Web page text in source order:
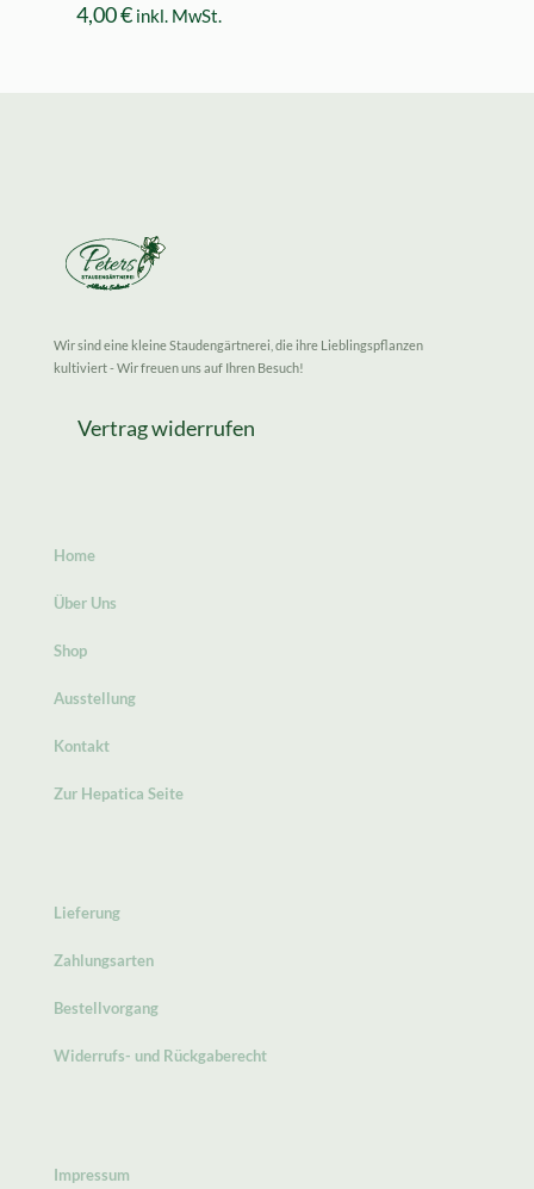
4,00€ inkl. MwSt.
Wir sind eine kleine Staudengärtnerei, die ihre Lieblingspflanzen
kultiviert - Wir freuen uns auf Ihren Besuch!
Vertrag widerrufen
Home
Über Uns
Shop
Ausstellung
Kontakt
Zur Hepatica Seite
Lieferung
Zahlungsarten
Bestellvorgang
Widerrufs- und Rückgaberecht
Impressum